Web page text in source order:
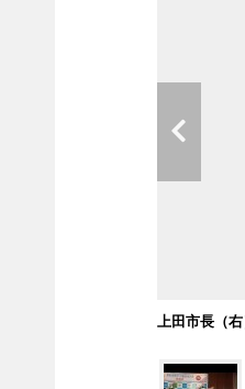
上田市長（